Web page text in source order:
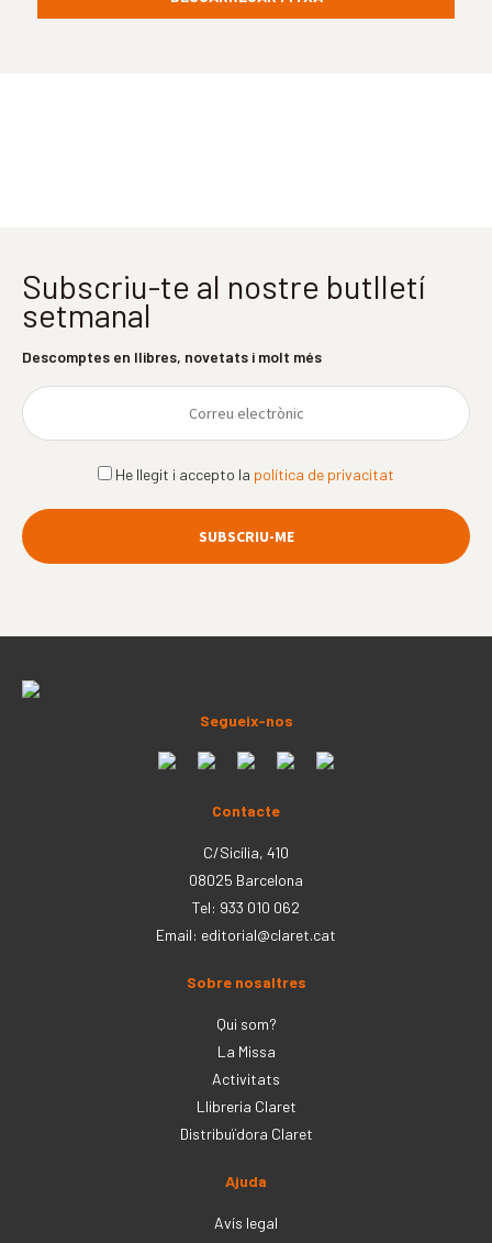
Subscriu-te al nostre butlletí
setmanal
Descomptes en llibres, novetats i molt més
He llegit i accepto la política de privacitat
Segueix-nos
Contacte
C/Sicília, 410
08025 Barcelona
Tel: 933 010 062
Email: editorial@claret.cat
Sobre nosaltres
Qui som?
La Missa
Activitats
Llibreria Claret
Distribuïdora Claret
Ajuda
Avís legal